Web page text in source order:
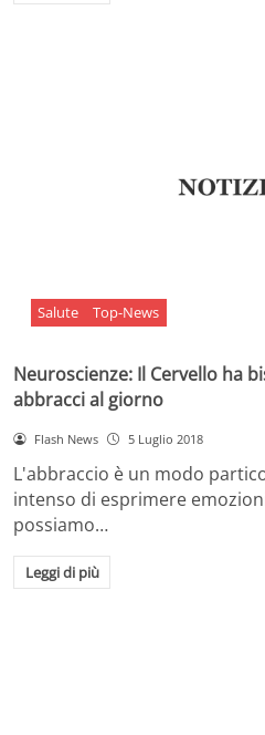
Salute Top-News
Neuroscienze: Il Cervello ha
abbracci al giorno
Flash News 5 Luglio 2018
L'abbraccio è un modo
intenso di esprimere
possiamo…
Leggi di più